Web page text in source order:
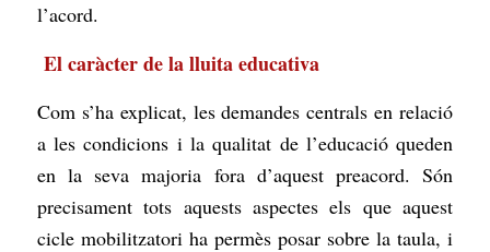
l’acord.
El caràcter de la lluita educativa
Com s’ha explicat, les demandes centrals en relació
a les condicions i la qualitat de l’educació queden
en la seva majoria fora d’aquest preacord. Són
precisament tots aquests aspectes els que aquest
cicle mobilitzatori ha permès posar sobre la taula, i